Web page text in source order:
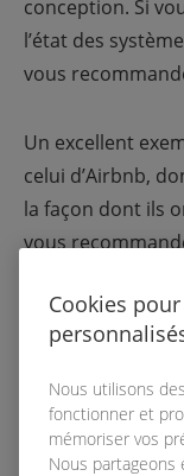
conception. Si
l’état des
vous
Un excellent
celui d’Airbnb,
la façon dont ils
vous
Un livre qui a
système de
Atomic Design
compréhension
conception.
Cookies
Nous utilisons
fonctionner et
mémoriser vos
Nous